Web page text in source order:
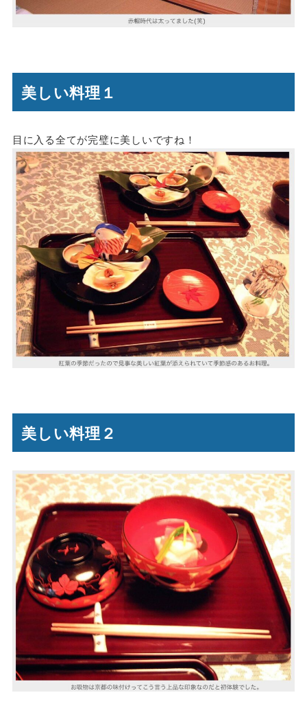
美しい料理１
目に入る全てが完璧に美しいですね！
美しい料理２